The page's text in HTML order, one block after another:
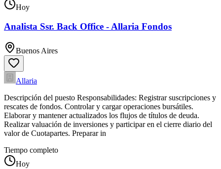
Hoy
Analista Ssr. Back Office - Allaria Fondos
Buenos Aires
Allaria
Descripción del puesto Responsabilidades: Registrar suscripciones y
rescates de fondos. Controlar y cargar operaciones bursátiles.
Elaborar y mantener actualizados los flujos de títulos de deuda.
Realizar valuación de inversiones y participar en el cierre diario del
valor de Cuotapartes. Preparar in
Tiempo completo
Hoy